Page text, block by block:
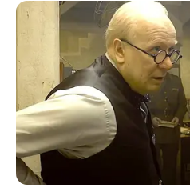
Co-stars Who Lost